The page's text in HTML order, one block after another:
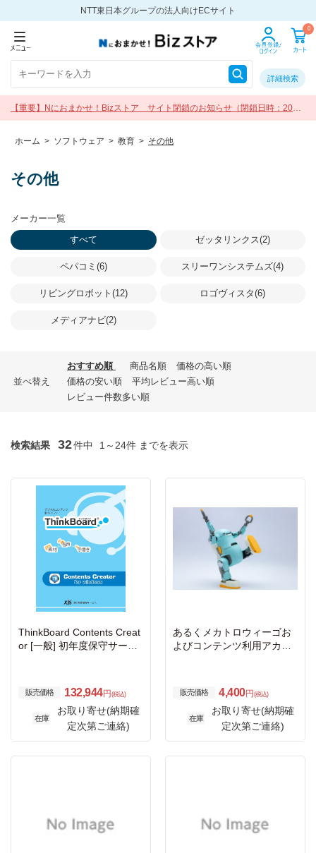
NTT東日本グループの法人向けECサイト
0
詳細検索
【重要】Nにおまかせ！Bizストア サイト閉鎖のお知らせ（閉鎖日時：2026
年9月30日 17:00）
ホーム > ソフトウェア > 教育 > その他
その他
メーカー一覧
すべて
ゼッタリンクス(2)
ペパコミ(6) スリーワンシステムズ(4)
リビングロボット(12) ロゴヴィスタ(6)
メディアナビ(2)
並べ替え
おすすめ順 商品名順
価格の高い順
価格の安い順
平均レビュー高い順
レビュー件数多い順
検索結果 32件中 1～24件 までを表示
ThinkBoard Contents Creat
or [一般] 初年度保守サービ
販売価格 132,944円 (税込)
在庫
お取り寄せ(納期確
定次第ご連絡)
あるくメカトロウィーゴお
よびコンテンツ利用アカウ
販売価格 4,400円 (税込)
在庫
お取り寄せ(納期確
定次第ご連絡)